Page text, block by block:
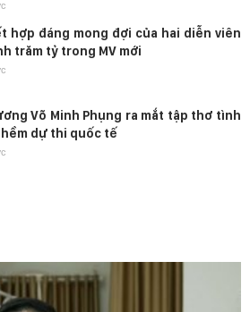
hợp đáng mong đợi của hai diễn viên
trăm tỷ trong MV mới
Võ Minh Phụng ra mắt tập thơ tình
dự thi quốc tế